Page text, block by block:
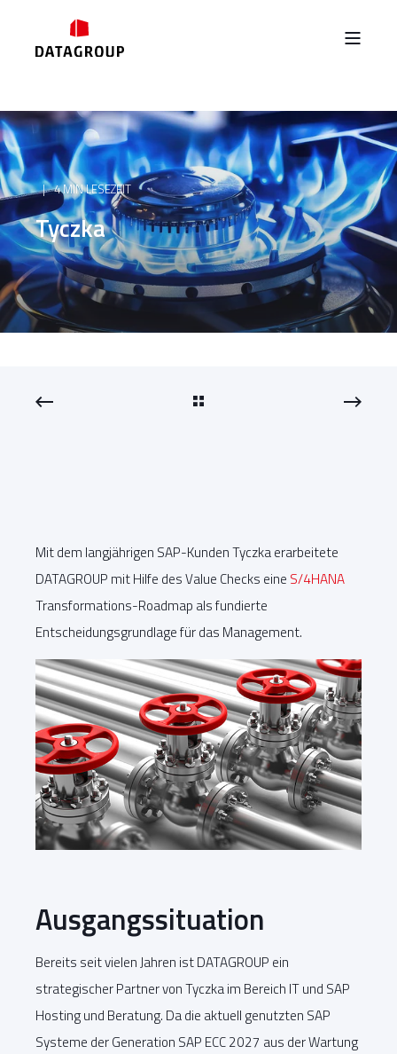
4 MIN LESEZEIT
Tyczka
Mit dem langjährigen SAP-Kunden Tyczka erarbeitete
DATAGROUP mit Hilfe des Value Checks eine S/4HANA
Transformations-Roadmap als fundierte
Entscheidungsgrundlage für das Management.
Ausgangssituation
Bereits seit vielen Jahren ist DATAGROUP ein
strategischer Partner von Tyczka im Bereich IT und SAP
Hosting und Beratung. Da die aktuell genutzten SAP
Systeme der Generation SAP ECC 2027 aus der Wartung